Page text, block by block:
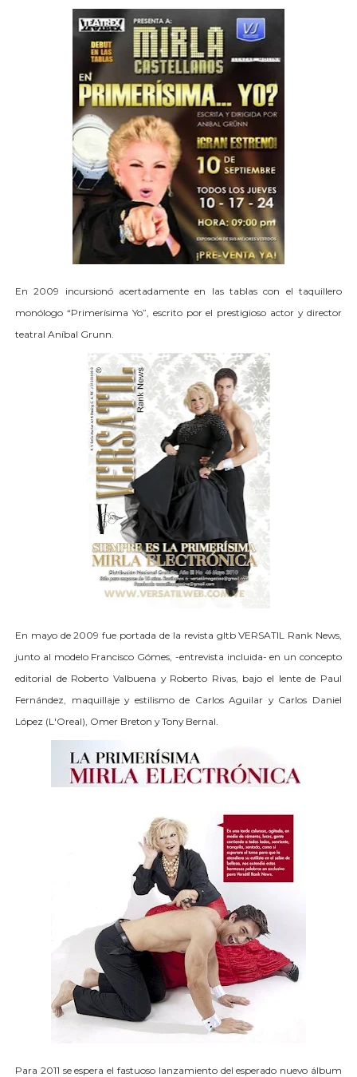
En 2009 incursionó acertadamente en las tablas con el taquillero
monólogo “Primerísima Yo”, escrito por el prestigioso actor y director
teatral Aníbal Grunn.
En mayo de 2009 fue portada de la revista gltb VERSATIL Rank News,
junto al modelo Francisco Gómes, -entrevista incluida- en un concepto
editorial de Roberto Valbuena y Roberto Rivas, bajo el lente de Paul
Fernández, maquillaje y estilismo de Carlos Aguilar y Carlos Daniel
López (L'Oreal), Omer Breton y Tony Bernal.
Para 2011 se espera el fastuoso lanzamiento del esperado nuevo álbum